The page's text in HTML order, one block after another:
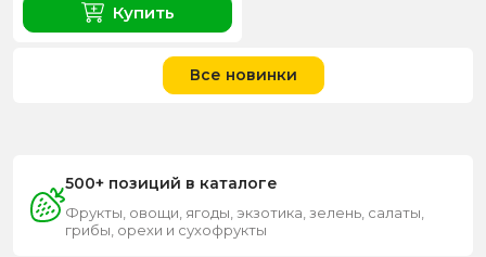
Купить
Все новинки
500+ позиций в каталоге
Фрукты, овощи, ягоды, экзотика, зелень, салаты,
грибы, орехи и сухофрукты